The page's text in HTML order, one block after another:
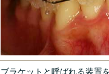
ブラケットと呼ばれる装置